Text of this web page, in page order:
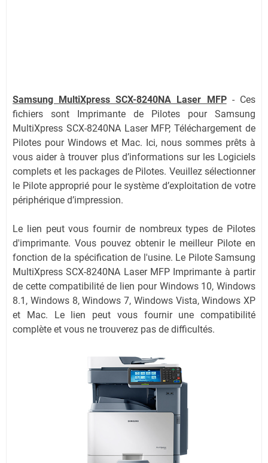
Samsung MultiXpress SCX-8240NA Laser MFP - Ces
fichiers sont Imprimante de Pilotes pour Samsung
MultiXpress SCX-8240NA Laser MFP, Téléchargement de
Pilotes pour Windows et Mac. Ici, nous sommes prêts à
vous aider à trouver plus d’informations sur les Logiciels
complets et les packages de Pilotes. Veuillez sélectionner
le Pilote approprié pour le système d’exploitation de votre
périphérique d’impression.
Le lien peut vous fournir de nombreux types de Pilotes
d'imprimante. Vous pouvez obtenir le meilleur Pilote en
fonction de la spécification de l'usine. Le Pilote Samsung
MultiXpress SCX-8240NA Laser MFP Imprimante à partir
de cette compatibilité de lien pour Windows 10, Windows
8.1, Windows 8, Windows 7, Windows Vista, Windows XP
et Mac. Le lien peut vous fournir une compatibilité
complète et vous ne trouverez pas de difficultés.